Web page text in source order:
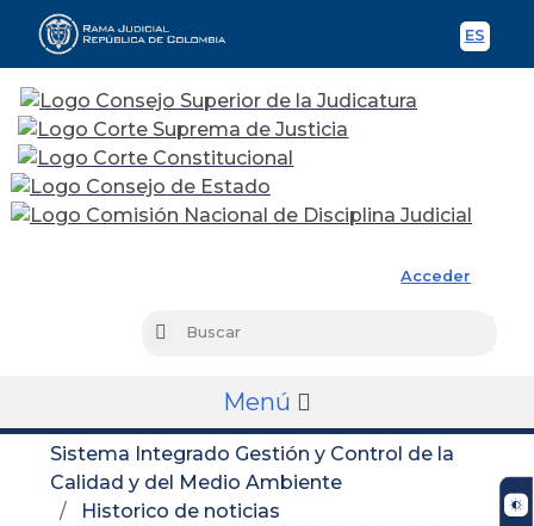
ES
Acceder
Buscar
Menú
Sistema Integrado Gestión y Control de la
Calidad y del Medio Ambiente
Historico de noticias